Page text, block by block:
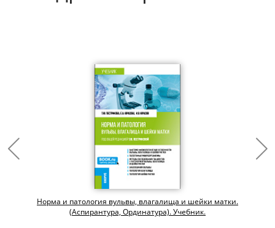
Норма и патология вульвы, влагалища и шейки матки.
(Аспирантура, Ординатура). Учебник.